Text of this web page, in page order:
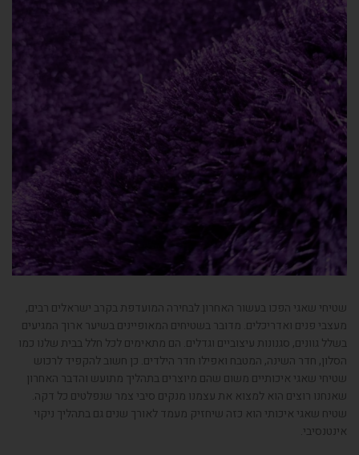
שטיחי שאגי הפכו בעשור האחרון לבחירה המועדפת בקרב ישראלים רבים,
מעצבי פנים ואדריכלים. מדובר בשטיחים המאופיינים בשיער ארוך המגיעים
בשלל גוונים, סגנונות עיצוביים וגדלים. הם מתאימים לכל חלל בבית שלנו כמו
הסלון, חדר השינה, המטבח ואפילו חדר הילדים. כן חשוב להקפיד לרכוש
שטיחי שאגי איכותיים משום שהם מיוצרים בתהליך מתועש והדבר האחרון
שאנחנו רוצים הוא למצוא את עצמנו מנקים סיבי צמר שנפלטים כל דקה.
שטיח שאגי איכותי הוא כזה שיחזיק מעמד לאורך שנים גם בתהליך ניקוי
אינטנסיבי.